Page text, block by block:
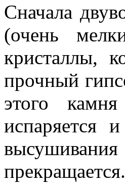
Сначала
(очень
кристаллы,
прочный
этого
испаряется
прекращается.